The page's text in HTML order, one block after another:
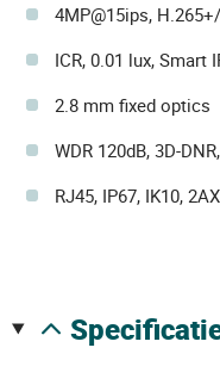
4MP@15ips,
ICR, 0.01 lux, Smart
2.8 mm fixed optics
WDR 120dB, 3D-
RJ45, IP67, IK10,